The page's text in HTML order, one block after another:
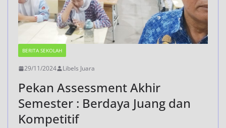
BERITA SEKOLAH
29/11/2024 Libels Juara
Pekan Assessment Akhir
Semester : Berdaya Juang dan
Kompetitif